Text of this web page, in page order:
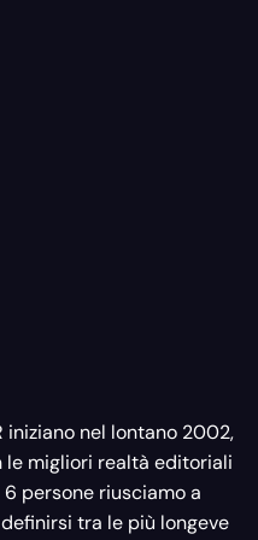
nel lontano 2002,
migliori realtà editoriali
persone riusciamo a
tra le più longeve